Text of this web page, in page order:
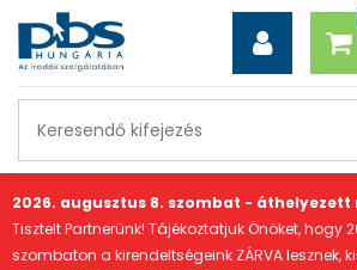
2026. augusztus 8. szombat -
Tisztelt Partnerünk! Tájékoztatjuk Önöket, hogy
szombaton a kirendeltségeink ZÁRVA lesznek,